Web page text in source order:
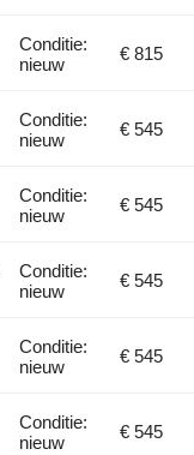
Conditie:
nieuw
€ 815
Conditie:
nieuw
€ 545
Conditie:
nieuw
€ 545
Conditie:
nieuw
€ 545
Conditie:
nieuw
€ 545
Conditie:
nieuw
€ 545